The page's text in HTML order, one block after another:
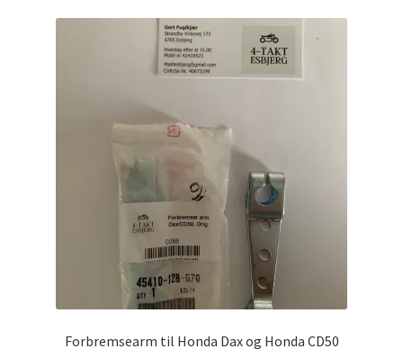
Forbremsearm til Honda Dax og Honda CD50